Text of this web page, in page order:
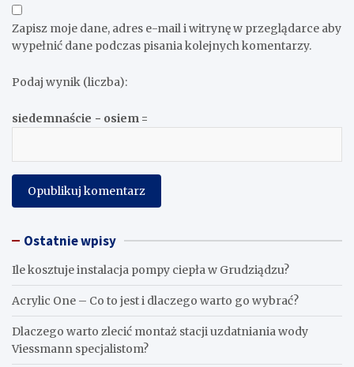
Zapisz moje dane, adres e-mail i witrynę w przeglądarce aby
wypełnić dane podczas pisania kolejnych komentarzy.
Podaj wynik (liczba):
siedemnaście − osiem =
Ostatnie wpisy
Ile kosztuje instalacja pompy ciepła w Grudziądzu?
Acrylic One – Co to jest i dlaczego warto go wybrać?
Dlaczego warto zlecić montaż stacji uzdatniania wody
Viessmann specjalistom?